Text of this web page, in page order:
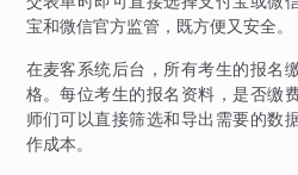
宝和微信官方监管，既方便又安全。
在麦客系统后台，所有考生的报名
格。每位考生的报名资料，是否缴
师们可以直接筛选和导出需要的数
作成本。